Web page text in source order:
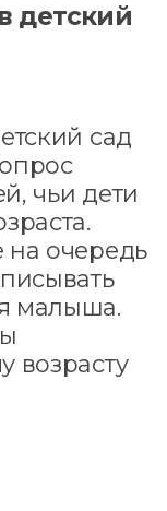
детский
сад
чьи дети
очередь
малыша.
возрасту